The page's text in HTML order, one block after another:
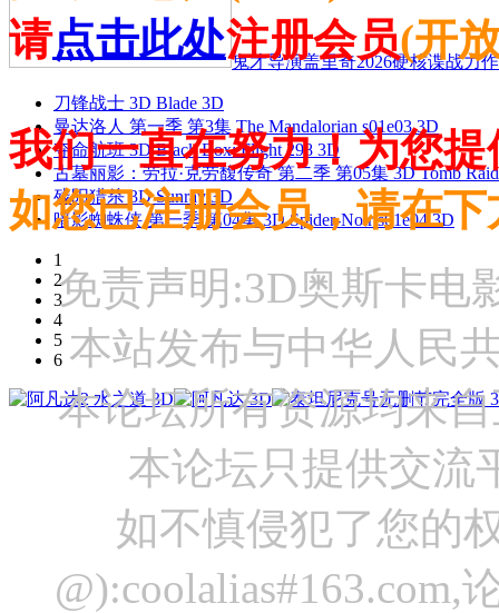
鬼才导演盖里奇2026硬核谍战力
刀锋战士 3D Blade 3D
曼达洛人 第一季 第3集 The Mandalorian s01e03 3D
夺命航班 3D Black Box: Flight 298 3D
古墓丽影：劳拉·克劳馥传奇 第二季 第05集 3D Tomb
残阳猎杀 3D Sunray 3D
暗影蜘蛛侠 第一季 第04集 3D Spider-Noir s01e04 3D
1
2
3
4
5
6
请点击此处注册会员(开
我们一直在努力！为您
如您已注册会员，请在
免责声明:3D奥斯卡电
本站发布与中华人民
本论坛所有资源均来
本论坛只提供交流
如不慎侵犯了您的